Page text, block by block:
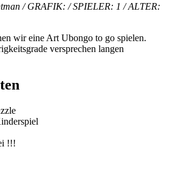
/ GRAFIK: / SPIELER: 1 / ALTER:
wir eine Art Ubongo to go spielen.
versprechen langen
!!!